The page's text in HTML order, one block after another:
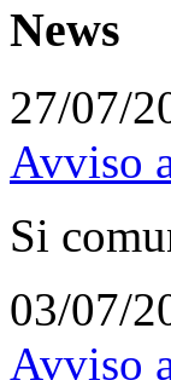
News
27/07/
Avviso
Si
03/07/
Avviso